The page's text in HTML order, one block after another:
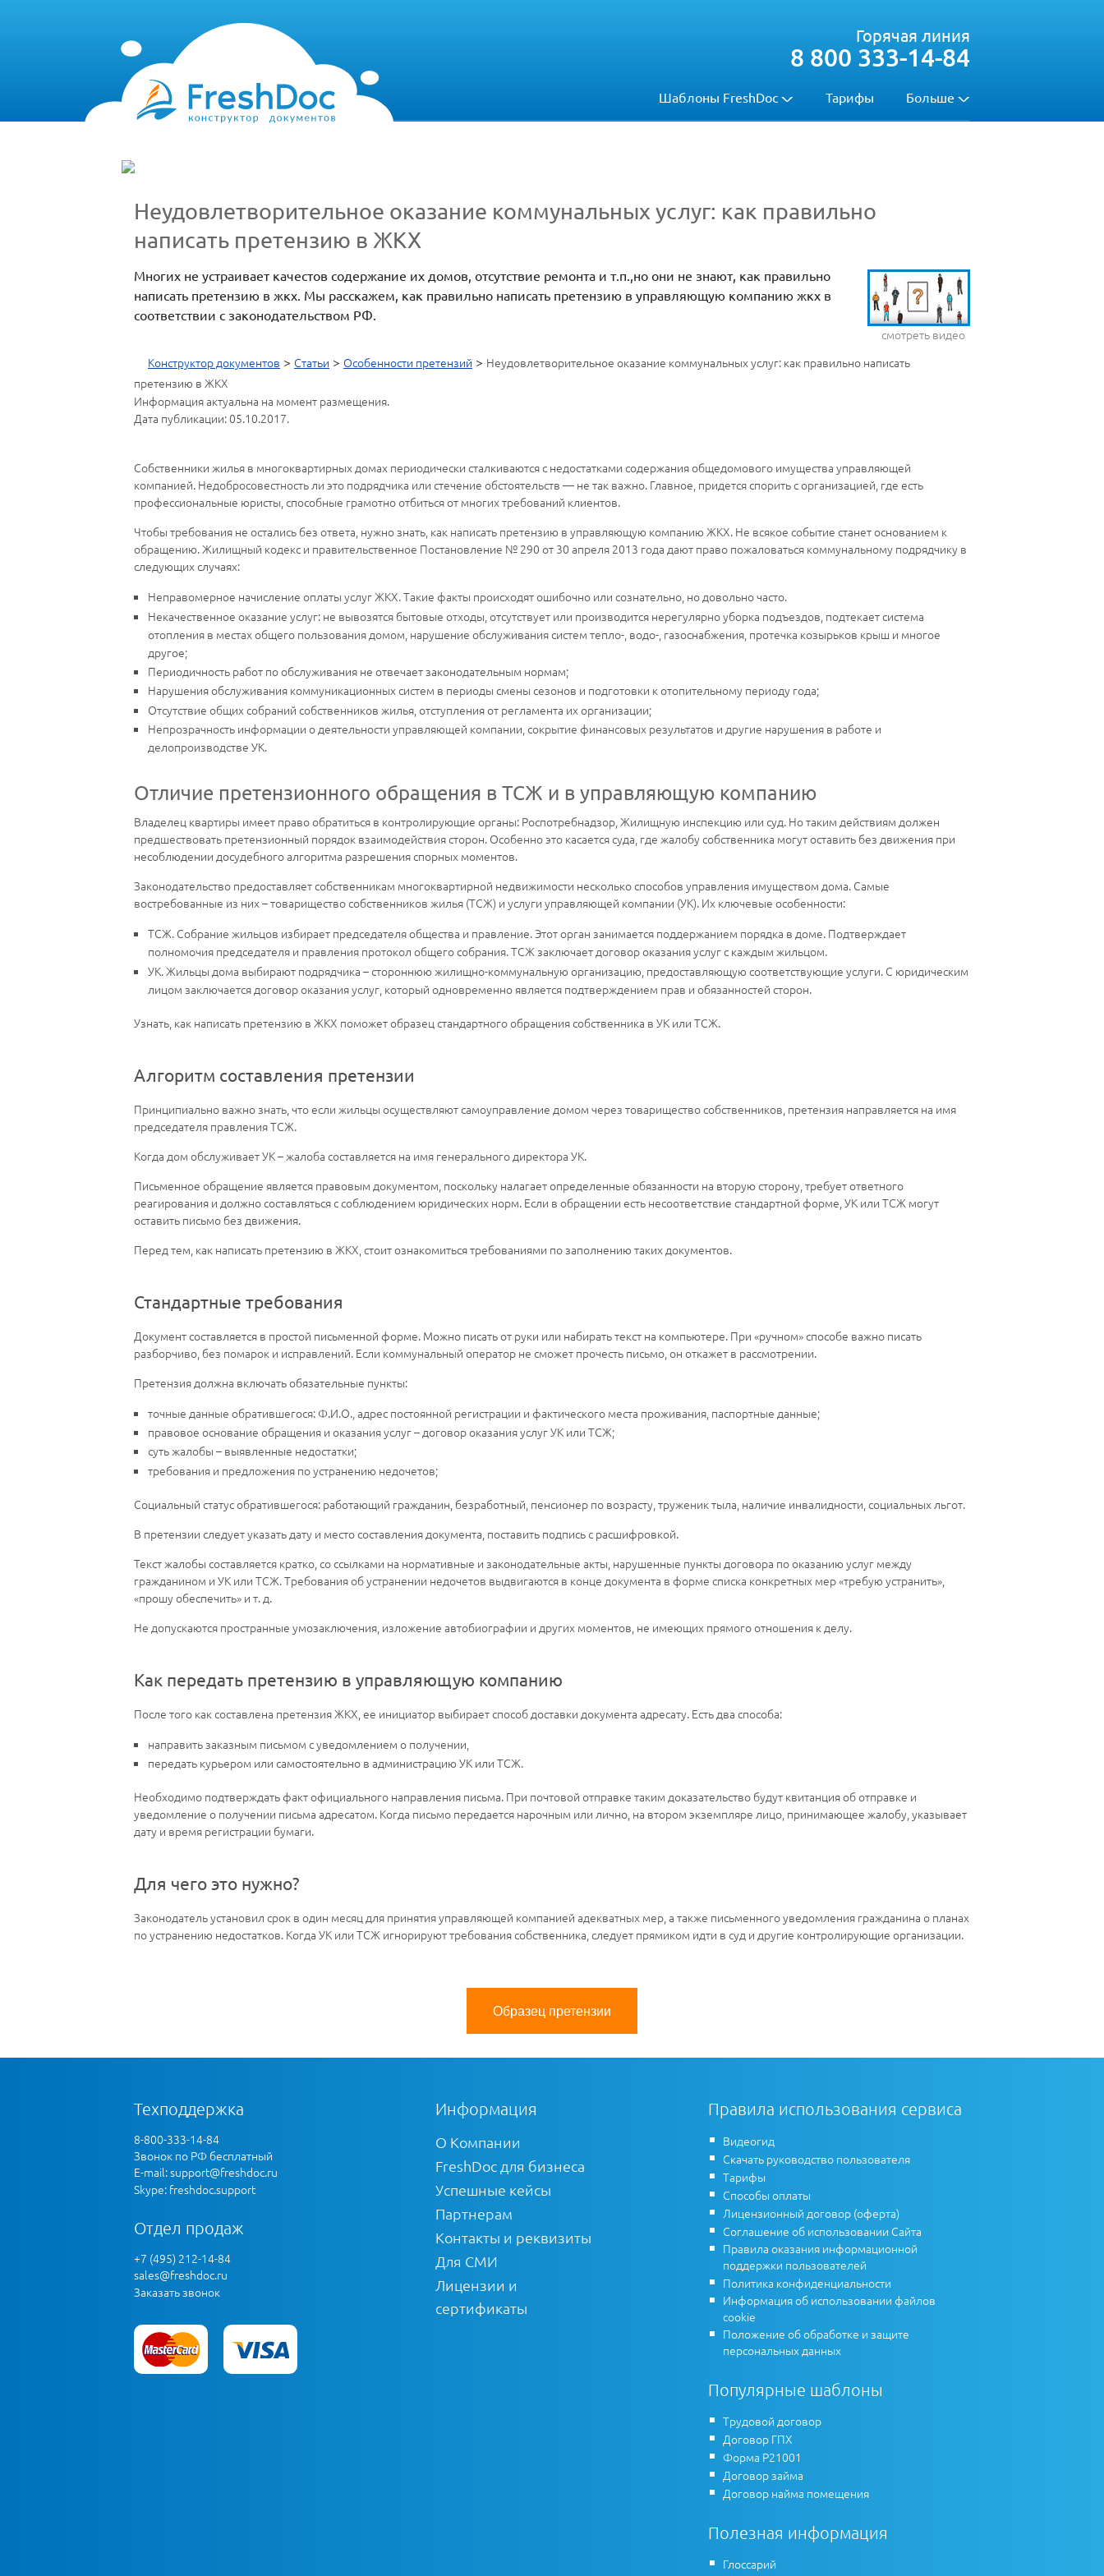
Шаблоны FreshDoc Тарифы Больше
Горячая линия
8 800 333-14-84
Неудовлетворительное оказание коммунальных услуг: как правильно
написать претензию в ЖКХ
смотреть видео
Многих не устраивает качестов содержание их домов, отсутствие ремонта и т.п.,но они не знают, как правильно
написать претензию в жкх. Мы расскажем, как правильно написать претензию в управляющую компанию жкх в
соответствии с законодательством РФ.
Конструктор документов > Статьи > Особенности претензий > Неудовлетворительное оказание коммунальных услуг: как правильно написать
претензию в ЖКХ
Информация актуальна на момент размещения.
Дата публикации: 05.10.2017.
Собственники жилья в многоквартирных домах периодически сталкиваются с недостатками содержания общедомового имущества управляющей
компанией. Недобросовестность ли это подрядчика или стечение обстоятельств — не так важно. Главное, придется спорить с организацией, где есть
профессиональные юристы, способные грамотно отбиться от многих требований клиентов.
Чтобы требования не остались без ответа, нужно знать, как написать претензию в управляющую компанию ЖКХ. Не всякое событие станет основанием к
обращению. Жилищный кодекс и правительственное Постановление № 290 от 30 апреля 2013 года дают право пожаловаться коммунальному подрядчику в
следующих случаях:
Неправомерное начисление оплаты услуг ЖКХ. Такие факты происходят ошибочно или сознательно, но довольно часто.
Некачественное оказание услуг: не вывозятся бытовые отходы, отсутствует или производится нерегулярно уборка подъездов, подтекает система
отопления в местах общего пользования домом, нарушение обслуживания систем тепло-, водо-, газоснабжения, протечка козырьков крыш и многое
другое;
Периодичность работ по обслуживания не отвечает законодательным нормам;
Нарушения обслуживания коммуникационных систем в периоды смены сезонов и подготовки к отопительному периоду года;
Отсутствие общих собраний собственников жилья, отступления от регламента их организации;
Непрозрачность информации о деятельности управляющей компании, сокрытие финансовых результатов и другие нарушения в работе и
делопроизводстве УК.
Отличие претензионного обращения в ТСЖ и в управляющую компанию
Владелец квартиры имеет право обратиться в контролирующие органы: Роспотребнадзор, Жилищную инспекцию или суд. Но таким действиям должен
предшествовать претензионный порядок взаимодействия сторон. Особенно это касается суда, где жалобу собственника могут оставить без движения при
несоблюдении досудебного алгоритма разрешения спорных моментов.
Законодательство предоставляет собственникам многоквартирной недвижимости несколько способов управления имуществом дома. Самые
востребованные из них – товарищество собственников жилья (ТСЖ) и услуги управляющей компании (УК). Их ключевые особенности:
ТСЖ. Собрание жильцов избирает председателя общества и правление. Этот орган занимается поддержанием порядка в доме. Подтверждает
полномочия председателя и правления протокол общего собрания. ТСЖ заключает договор оказания услуг с каждым жильцом.
УК. Жильцы дома выбирают подрядчика – стороннюю жилищно-коммунальную организацию, предоставляющую соответствующие услуги. С юридическим
лицом заключается договор оказания услуг, который одновременно является подтверждением прав и обязанностей сторон.
Узнать, как написать претензию в ЖКХ поможет образец стандартного обращения собственника в УК или ТСЖ.
Алгоритм составления претензии
Принципиально важно знать, что если жильцы осуществляют самоуправление домом через товарищество собственников, претензия направляется на имя
председателя правления ТСЖ.
Когда дом обслуживает УК – жалоба составляется на имя генерального директора УК.
Письменное обращение является правовым документом, поскольку налагает определенные обязанности на вторую сторону, требует ответного
реагирования и должно составляться с соблюдением юридических норм. Если в обращении есть несоответствие стандартной форме, УК или ТСЖ могут
оставить письмо без движения.
Перед тем, как написать претензию в ЖКХ, стоит ознакомиться требованиями по заполнению таких документов.
Стандартные требования
Документ составляется в простой письменной форме. Можно писать от руки или набирать текст на компьютере. При «ручном» способе важно писать
разборчиво, без помарок и исправлений. Если коммунальный оператор не сможет прочесть письмо, он откажет в рассмотрении.
Претензия должна включать обязательные пункты:
точные данные обратившегося: Ф.И.О., адрес постоянной регистрации и фактического места проживания, паспортные данные;
правовое основание обращения и оказания услуг – договор оказания услуг УК или ТСЖ;
суть жалобы – выявленные недостатки;
требования и предложения по устранению недочетов;
Социальный статус обратившегося: работающий гражданин, безработный, пенсионер по возрасту, труженик тыла, наличие инвалидности, социальных льгот.
В претензии следует указать дату и место составления документа, поставить подпись с расшифровкой.
Текст жалобы составляется кратко, со ссылками на нормативные и законодательные акты, нарушенные пункты договора по оказанию услуг между
гражданином и УК или ТСЖ. Требования об устранении недочетов выдвигаются в конце документа в форме списка конкретных мер «требую устранить»,
«прошу обеспечить» и т. д.
Не допускаются пространные умозаключения, изложение автобиографии и других моментов, не имеющих прямого отношения к делу.
Как передать претензию в управляющую компанию
После того как составлена претензия ЖКХ, ее инициатор выбирает способ доставки документа адресату. Есть два способа:
направить заказным письмом с уведомлением о получении,
передать курьером или самостоятельно в администрацию УК или ТСЖ.
Необходимо подтверждать факт официального направления письма. При почтовой отправке таким доказательство будут квитанция об отправке и
уведомление о получении письма адресатом. Когда письмо передается нарочным или лично, на втором экземпляре лицо, принимающее жалобу, указывает
дату и время регистрации бумаги.
Для чего это нужно?
Законодатель установил срок в один месяц для принятия управляющей компанией адекватных мер, а также письменного уведомления гражданина о планах
по устранению недостатков. Когда УК или ТСЖ игнорируют требования собственника, следует прямиком идти в суд и другие контролирующие организации.
Образец претензии
Техподдержка
8-800-333-14-84
Звонок по РФ бесплатный
E-mail:support@freshdoc.ru
Skype: freshdoc.support
Отдел продаж
+7 (495) 212-14-84
sales@freshdoc.ru
Заказать звонок
Информация
О Компании
FreshDoc для бизнеса
Успешные кейсы
Партнерам
Контакты и реквизиты
Для СМИ
Лицензии и
сертификаты
Правила использования сервиса
Видеогид
Скачать руководство пользователя
Тарифы
Способы оплаты
Лицензионный договор (оферта)
Соглашение об использовании Сайта
Правила оказания информационной
поддержки пользователей
Политика конфиденциальности
Информация об использовании файлов
cookie
Положение об обработке и защите
персональных данных
Популярные шаблоны
Трудовой договор
Договор ГПХ
Форма Р21001
Договор займа
Договор найма помещения
Полезная информация
Глоссарий